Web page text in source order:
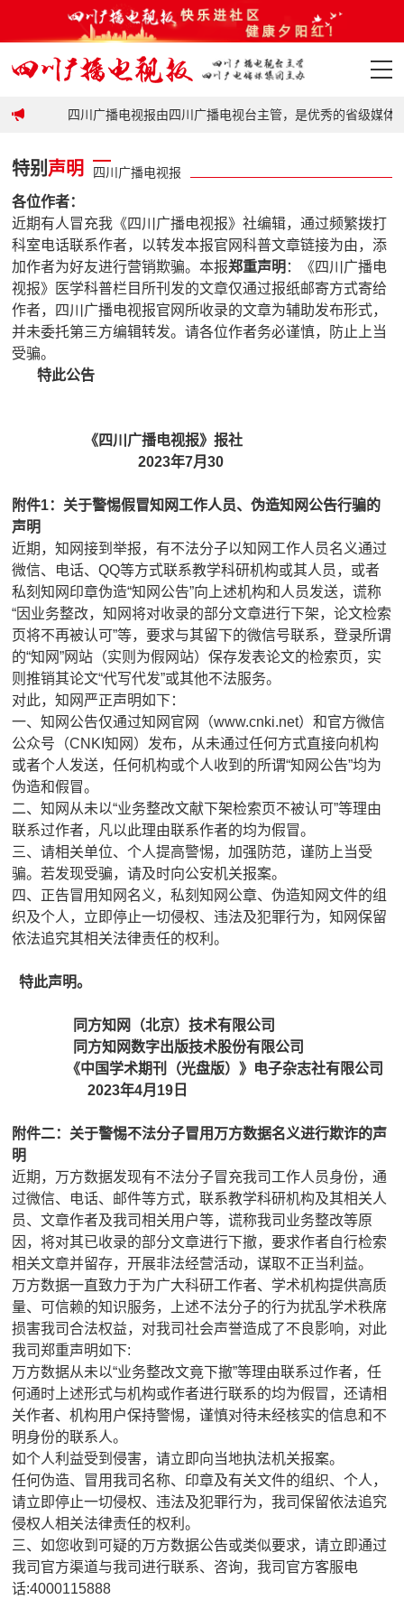
政策
政策
要闻
地市
科普
视频
民生
特别声明
关于我们
科普合作
联系我们
广告服务
加入我们
四川广播电视报由四川广播电视台主管，是优秀的省级媒体
特别 声明 四川广播电视报
各位作者：
近期有人冒充我《四川广播电视报》社编辑，通过频繁拨打
科室电话联系作者，以转发本报官网科普文章链接为由，添
加作者为好友进行营销欺骗。本报郑重声明 ：《四川广播电
视报》医学科普栏目所刊发的文章仅通过报纸邮寄方式寄给
作者， 四川广播电视报官网所收录的文章为辅助发布形式，
并未委托第三方编辑转发。请各位作者务必谨慎，防止上当
受骗。
特此公告
《四川广播电视报》报社
2023年7月30
附件1：关于警惕假冒知网工作人员、伪造知网公告行骗的
声明
近期，知网接到举报，有不法分子以知网工作人员名义通过
微信、电话、QQ等方式联系教学科研机构或其人员，或者
私刻知网印章伪造“知网公告”向上述机构和人员发送，谎称
“因业务整改，知网将对收录的部分文章进行下架，论文检索
页将不再被认可”等，要求与其留下的微信号联系，登录所谓
的“知网”网站（实则为假网站）保存发表论文的检索页，实
则推销其论文“代写代发”或其他不法服务。
对此，知网严正声明如下：
一、知网公告仅通过知网官网（www.cnki.net）和官方微信
公众号（CNKI知网）发布，从未通过任何方式直接向机构
或者个人发送，任何机构或个人收到的所谓“知网公告”均为
伪造和假冒。
二、知网从未以“业务整改文献下架检索页不被认可”等理由
联系过作者，凡以此理由联系作者的均为假冒。
三、请相关单位、个人提高警惕，加强防范，谨防上当受
骗。若发现受骗，请及时向公安机关报案。
四、正告冒用知网名义，私刻知网公章、伪造知网文件的组
织及个人，立即停止一切侵权、违法及犯罪行为，知网保留
依法追究其相关法律责任的权利。
特此声明。
同方知网（北京）技术有限公司
同方知网数字出版技术股份有限公司
《中国学术期刊（光盘版）》电子杂志社有限公司
2023年4月19日
附件二：关于警惕不法分子冒用万方数据名义进行欺诈的声
明
近期，万方数据发现有不法分子冒充我司工作人员身份，通
过微信、电话、邮件等方式，联系教学科研机构及其相关人
员、文章作者及我司相关用户等，谎称我司业务整改等原
因，将对其已收录的部分文章进行下撤，要求作者自行检索
相关文章并留存，开展非法经营活动，谋取不正当利益。
万方数据一直致力于为广大科研工作者、学术机构提供高质
量、可信赖的知识服务，上述不法分子的行为扰乱学术秩席
损害我司合法权益，对我司社会声誉造成了不良影响，对此
我司郑重声明如下:
万方数据从未以“业务整改文竟下撤”等理由联系过作者，任
何通时上述形式与机构或作者进行联系的均为假冒，还请相
关作者、机构用户保持警惕，谨慎对待未经核实的信息和不
明身份的联系人。
如个人利益受到侵害，请立即向当地执法机关报案。
任何伪造、冒用我司名称、印章及有关文件的组织、个人，
请立即停止一切侵权、违法及犯罪行为，我司保留依法追究
侵权人相关法律责任的权利。
三、如您收到可疑的万方数据公告或类似要求，请立即通过
我司官方渠道与我司进行联系、咨询，我司官方客服电
话:4000115888